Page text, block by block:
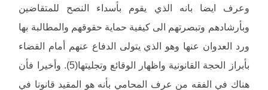
وعرف ايضا بانه الذي يقوم بأسداء النصح للمتقاضين
وبأرشادهم وتبصرتهم الى كيفية حماية حقوقهم والمطالبة بها
ورد العدوان عنها وهو الذي يتولى الدفاع عنهم أمام القضاء
بأبراز الحجة القانونية واظهار الوقائع وتجليتها(5). وأخيرا فأن
هناك في الفقه من عرف المحامي بأنه هو المقيد قانونا في